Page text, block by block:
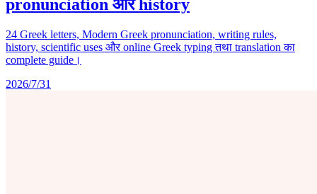
pronunciation और history
24 Greek letters, Modern Greek pronunciation, writing rules,
history, scientific uses और online Greek typing तथा translation का
complete guide।
2026/7/31